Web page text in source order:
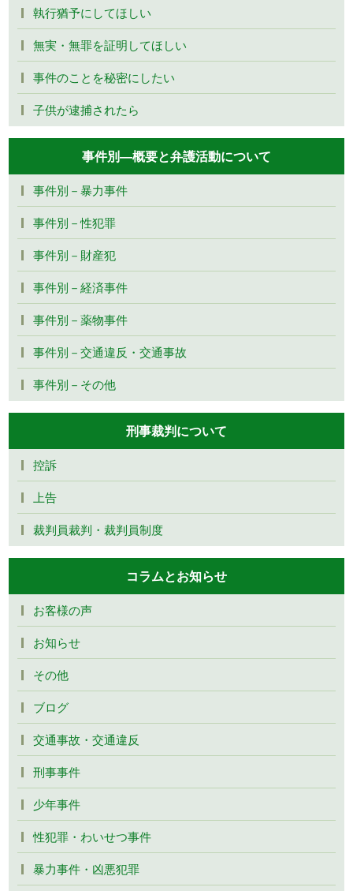
執行猶予にしてほしい
無実・無罪を証明してほしい
事件のことを秘密にしたい
子供が逮捕されたら
事件別―概要と弁護活動について
事件別－暴力事件
事件別－性犯罪
事件別－財産犯
事件別－経済事件
事件別－薬物事件
事件別－交通違反・交通事故
事件別－その他
刑事裁判について
控訴
上告
裁判員裁判・裁判員制度
コラムとお知らせ
お客様の声
お知らせ
その他
ブログ
交通事故・交通違反
刑事事件
少年事件
性犯罪・わいせつ事件
暴力事件・凶悪犯罪